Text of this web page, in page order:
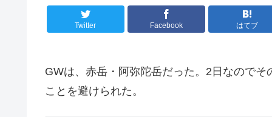
Twitter Facebook はてブ
GWは、赤岳・阿弥陀岳だった。2日なので
ことを避けられた。